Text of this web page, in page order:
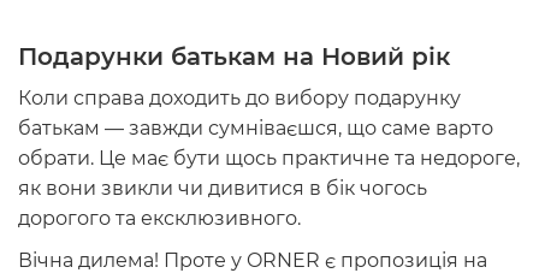
Подарунки батькам на Новий рік
Коли справа доходить до вибору подарунку
батькам — завжди сумніваєшся, що саме варто
обрати. Це має бути щось практичне та недороге,
як вони звикли чи дивитися в бік чогось
дорогого та ексклюзивного.
Вічна дилема! Проте у ORNER є пропозиція на